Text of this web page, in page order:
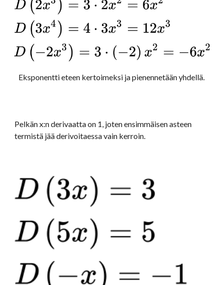
Eksponentti eteen kertoimeksi ja pienennetään yhdellä.
Pelkän x:n derivaatta on 1, joten ensimmäisen asteen
termistä jää derivoitaessa vain kerroin.